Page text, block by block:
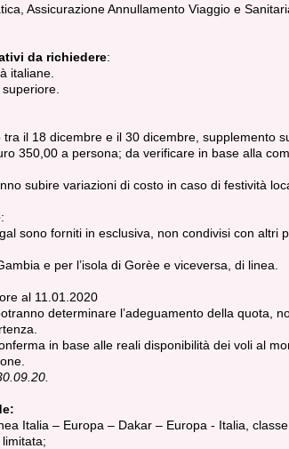
Assicurazione Annullamento Viaggio e
da richiedere:
italiane.
il 18 dicembre e il 30 dicembre, supplemento
350,00 a persona; da verificare in base alla
subire variazioni di costo in caso di festività
:
sono forniti in esclusiva, non condivisi con altri
e per l’isola di Gorèe e viceversa, di linea.
al 11.01.2020
determinare l’adeguamento della quota,
in base alle reali disponibilità dei voli al
Italia – Europa – Dakar – Europa - Italia,